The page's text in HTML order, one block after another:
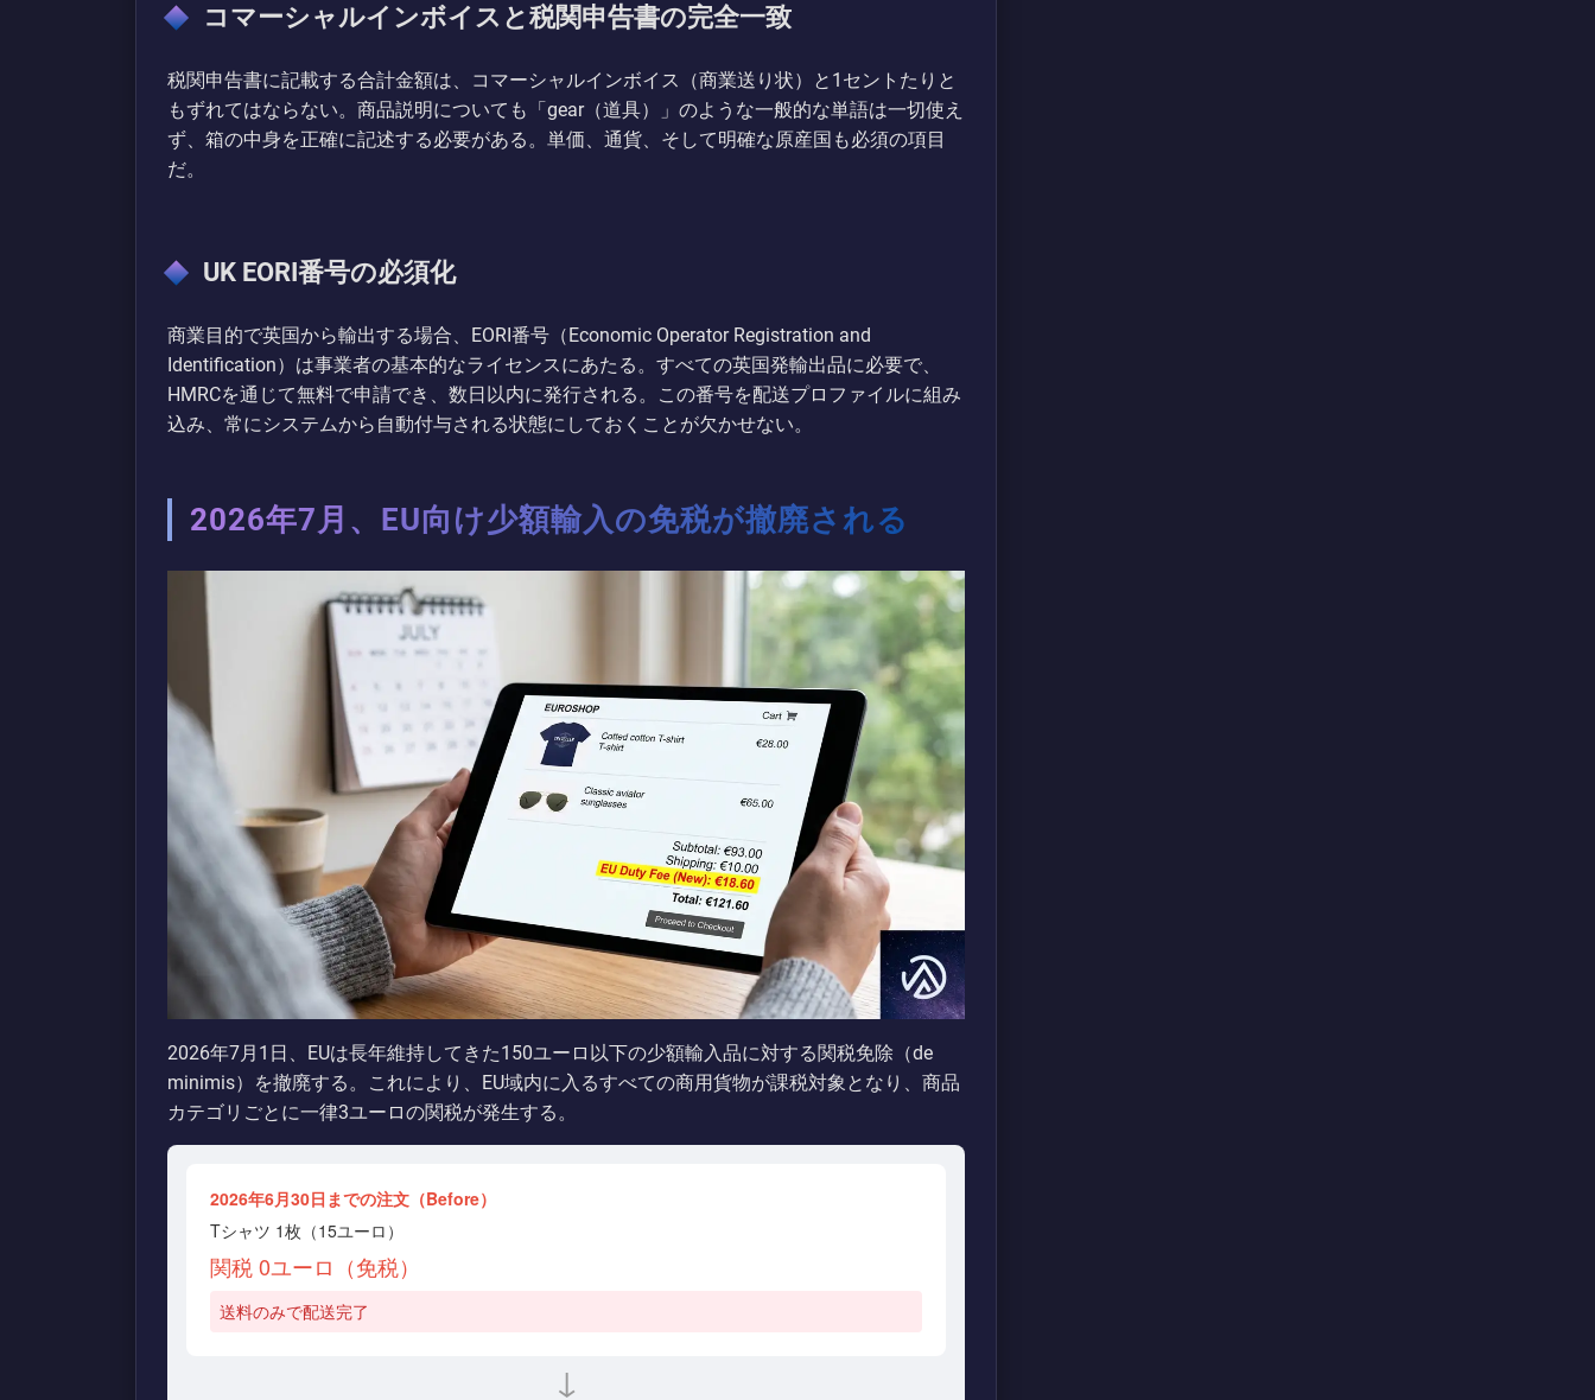
コマーシャルインボイスと税関申告書の完全一致
税関申告書に記載する合計金額は、コマーシャルインボイス（商業送り状）と1セントたりと
もずれてはならない。商品説明についても「gear（道具）」のような一般的な単語は一切使え
ず、箱の中身を正確に記述する必要がある。単価、通貨、そして明確な原産国も必須の項目
だ。
UK EORI番号の必須化
商業目的で英国から輸出する場合、EORI番号（Economic Operator Registration and
Identification）は事業者の基本的なライセンスにあたる。すべての英国発輸出品に必要で、
HMRCを通じて無料で申請でき、数日以内に発行される。この番号を配送プロファイルに組み
込み、常にシステムから自動付与される状態にしておくことが欠かせない。
2026年7月、EU向け少額輸入の免税が撤廃される
2026年7月1日、EUは長年維持してきた150ユーロ以下の少額輸入品に対する関税免除（de
minimis）を撤廃する。これにより、EU域内に入るすべての商用貨物が課税対象となり、商品
カテゴリごとに一律3ユーロの関税が発生する。
2026年6月30日までの注文（Before）
Tシャツ 1枚（15ユーロ）
関税 0ユーロ（免税）
送料のみで配送完了
↓